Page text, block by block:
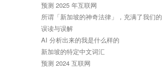
预测 2025 年互联网
所谓「新加坡的神奇法律」，充满了我们的
误读与误解
AI 分析出来的我是什么样的
新加坡的特定中文词汇
预测 2024 互联网